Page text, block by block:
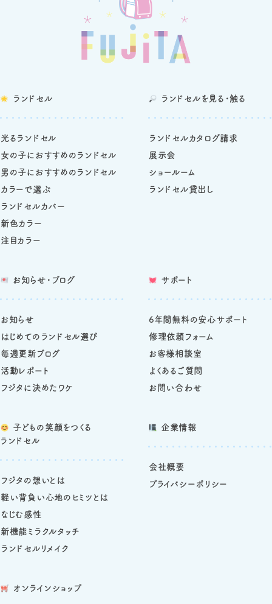
ランドセル
光るランドセル
女の子におすすめのランドセル
男の子におすすめのランドセル
カラーで選ぶ
ランドセルカバー
新色カラー
注目カラー
ランドセルを 見る・触る
ランドセルカタログ請求
展示会
ショールーム
ランドセル貸出し
子どもの笑顔をつくる
ランドセル
フジタの想いとは
軽い背負い心地のヒミツとは
なじむ感性
新機能ミラクルタッチ
ランドセルリメイク
お知らせ・ブログ
お知らせ
はじめてのランドセル選び
毎週更新ブログ
活動レポート
フジタに決めたワケ
サポート
6年間無料の安心サポート
修理依頼フォーム
お客様相談室
よくあるご質問
お問い合わせ
企業情報
会社概要
プライバシーポリシー
オンラインショップ